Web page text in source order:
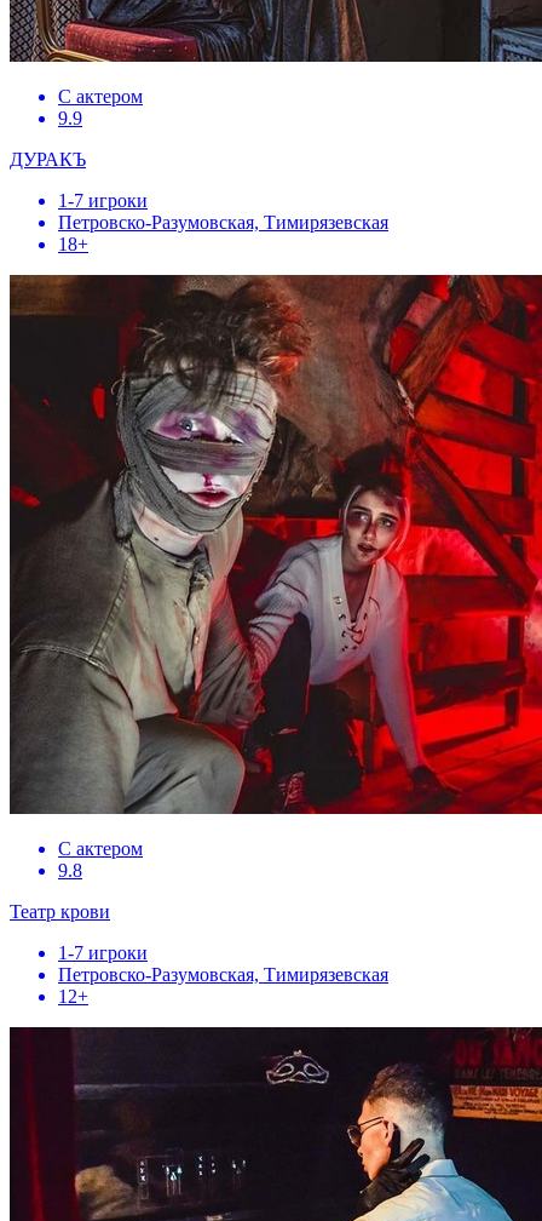
С актером
9.9
ДУРАКЪ
1-7 игроки
Петровско-Разумовская, Тимирязевская
18+
С актером
9.8
Театр крови
1-7 игроки
Петровско-Разумовская, Тимирязевская
12+